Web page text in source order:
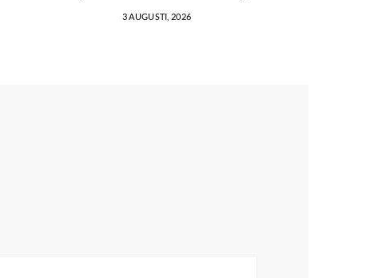
3 AUGUSTI, 2026